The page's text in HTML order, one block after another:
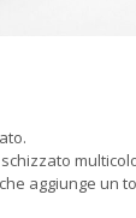
aggiunge un